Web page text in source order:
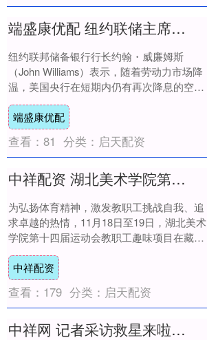
端盛康优配 纽约联储主席威廉姆斯：“短期内”存在降息空间
纽约联邦储备银行行长约翰・威廉姆斯
（John Williams）表示，随着劳动力市场降
温，美国央行在短期内仍有再次降息的空
间。 威廉姆斯周五在智利圣地亚哥发表演....
端盛康优配
查看： 81 分类： 启天配资
中祥配资 湖北美术学院第十四届运动会教职工趣味项目火热开赛
为弘扬体育精神，激发教职工挑战自我、追
求卓越的热情，11月18日至19日，湖北美术
学院第十四届运动会教职工趣味项目在藏龙
岛校区体育场火热开赛，吸引近900名教
职....
中祥配资
查看： 179 分类： 启天配资
中祥网 记者采访救星来啦！2025专为记者设计的wav总结工具，高效提炼采访核心要点